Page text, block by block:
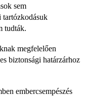
sem
tartózkodásuk
tudták.
megfelelően
biztonsági határzárhoz
embercsempészés